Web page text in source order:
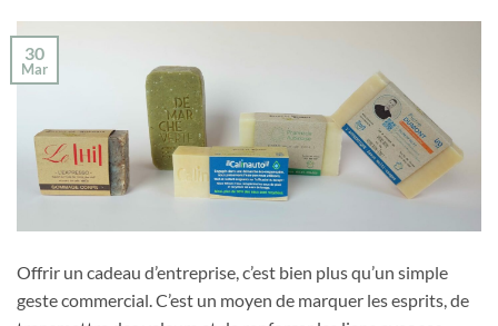
30
Mar
Offrir un cadeau d’entreprise, c’est bien plus qu’un simple
geste commercial. C’est un moyen de marquer les esprits, de